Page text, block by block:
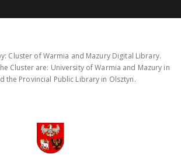
Cluster of Warmia and Mazury Digital Library.
Cluster are: University of Warmia and Mazury in
the Provincial Public Library in Olsztyn.